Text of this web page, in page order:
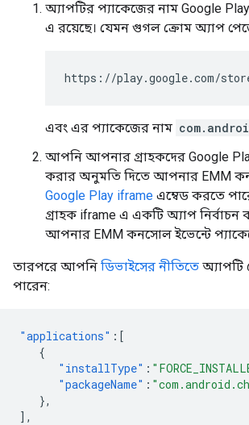
অ্যাপটির প্যাকেজের নাম Google
এ রয়েছে। যেমন গুগল ক্রোম অ্যাপ
https://play.google.com/
এবং এর প্যাকেজের নাম
আপনি আপনার গ্রাহকদের Google
করার অনুমতি দিতে আপনার EMM
Google Play iframe এম্বেড করতে
গ্রাহক iframe এ একটি অ্যাপ
আপনার EMM কনসোল ইভেন্টে
তারপরে আপনি ডিভাইসের নীতিতে
পারেন:
"applications" :[
{
"installType" :
"packageName" :
},
],